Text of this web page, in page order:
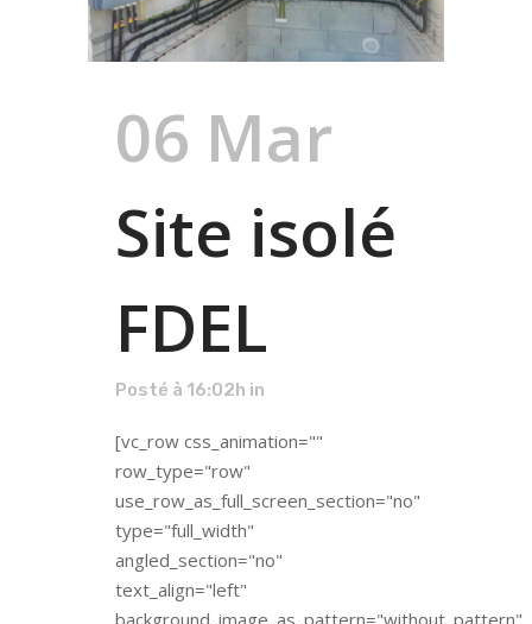
06 Mar
Site isolé
FDEL
Posté à 16:02h in
[vc_row css_animation=""
row_type="row"
use_row_as_full_screen_section="no"
type="full_width"
angled_section="no"
text_align="left"